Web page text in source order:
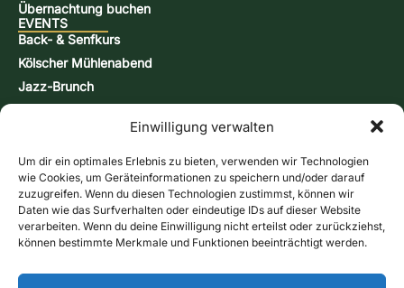
Einwilligung verwalten
Um dir ein optimales Erlebnis zu bieten, verwenden wir Technologien
wie Cookies, um Geräteinformationen zu speichern und/oder darauf
zuzugreifen. Wenn du diesen Technologien zustimmst, können wir
Daten wie das Surfverhalten oder eindeutige IDs auf dieser Website
verarbeiten. Wenn du deine Einwilligung nicht erteilst oder zurückziehst,
können bestimmte Merkmale und Funktionen beeinträchtigt werden.
Übernachtung buchen
EVENTS
Back- & Senfkurs
Kölscher Mühlenabend
Jazz-Brunch
Schnappsbrenn-Kurs
Aktionstage
KONTAKT & INFORMATIONEN
Kontaktformular
Öffnungszeiten
Anfahrt & Karte
Online-Shop